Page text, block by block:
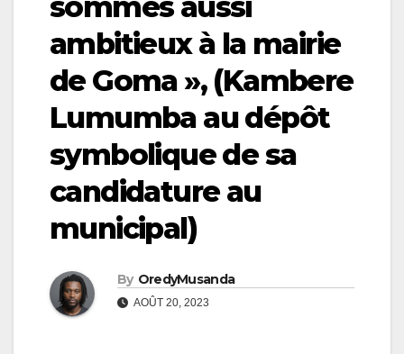
ambitieux à la mairie
de Goma », (Kambere
Lumumba au dépôt
symbolique de sa
candidature au
municipal)
By OredyMusanda
AOÛT 20, 2023